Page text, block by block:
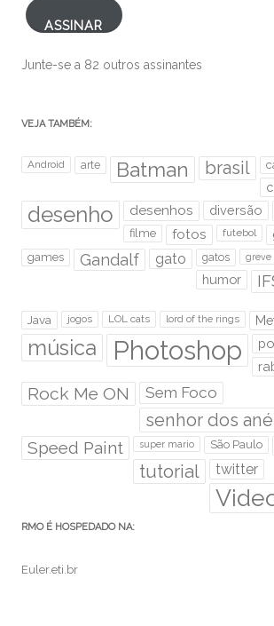
ASSINAR
Junte-se a 82 outros assinantes
VEJA TAMBÉM:
Android arte Batman brasil
desenho desenhos diversão
filme fotos futebol
games Gandalf gato gatos greve
humor
Java jogos LOL cats lord of the rings
música Photoshop
Rock Me ON Sem Foco
senhor dos
Speed Paint super mario São Paulo
tutorial twitter
RMO É HOSPEDADO NA:
Euler.eti.br